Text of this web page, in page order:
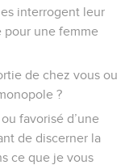
interrogent leur
pour une femme
de chez vous ou
?
favorisé d’une
de discerner la
ce que je vous